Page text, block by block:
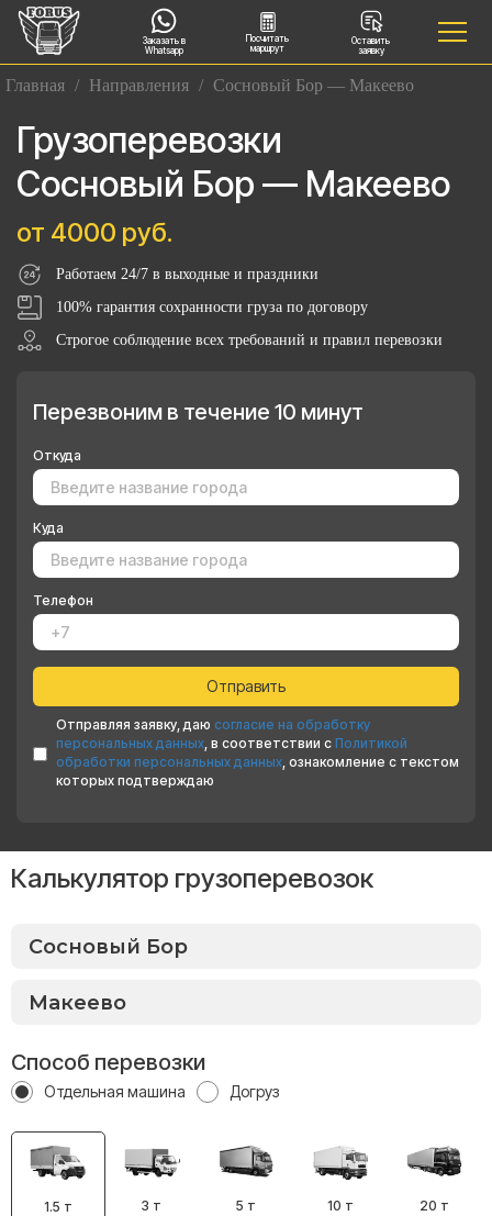
Заказать в
Whatsapp
Посчитать
маршрут
Оставить
заявку
Главная / Направления / Сосновый Бор — Макеево
Грузоперевозки
Сосновый Бор — Макеево
от 4000 руб.
Работаем 24/7 в выходные и праздники
100% гарантия сохранности груза по договору
Строгое соблюдение всех требований и правил перевозки
Перезвоним в течение 10 минут
Откуда
Куда
Телефон
Отправляя заявку, даю согласие на обработку
персональных данных, в соответствии с Политикой
обработки персональных данных, ознакомление с текстом
которых подтверждаю
Калькулятор грузоперевозок
Способ перевозки
Отдельная машина Догруз
1.5 т 3 т 5 т 10 т 20 т